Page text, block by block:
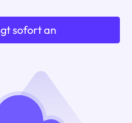
sofort an